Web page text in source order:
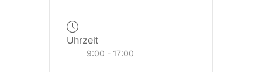
Uhrzeit
9:00 - 17:00